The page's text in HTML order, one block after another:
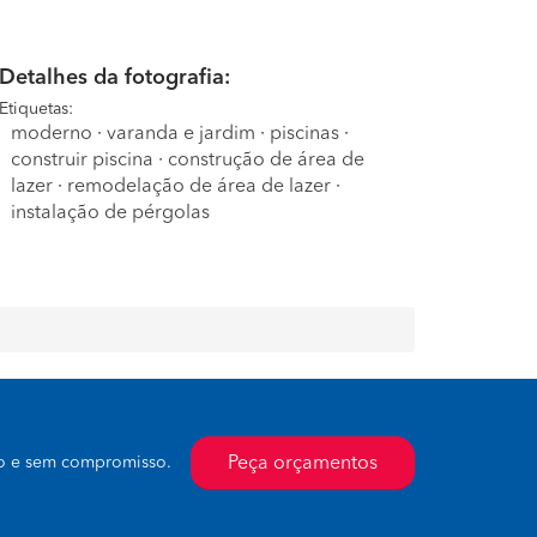
Detalhes da fotografia:
Etiquetas:
moderno ·varanda e jardim · piscinas ·
construir piscina · construção de área de
lazer · remodelação de área de lazer ·
instalação de pérgolas
Peça orçamentos
e sem compromisso.